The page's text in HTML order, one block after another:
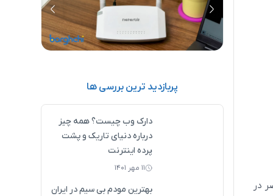
که در حال حاضر در
(0 تا 100)
پربازدید ترین بررسی ها
دارک وب چیست؟ همه چیز
درباره دنیای تاریک و پشت
پرده اینترنت
۱۱ مهر ۱۴۰۱
بهترین مودم بی سیم در ایران